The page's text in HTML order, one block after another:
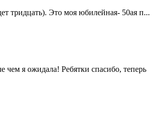
тридцать). Это моя юбилейная- 50ая п...
я ожидала! Ребятки спасибо, теперь